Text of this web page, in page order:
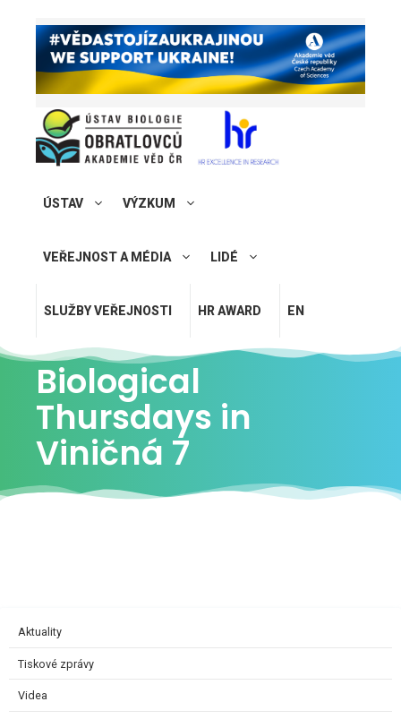
ÚSTAV VÝZKUM
VEŘEJNOST A MÉDIA LIDÉ
SLUŽBY VEŘEJNOSTI HR AWARD EN
Biological
Thursdays in
Viničná 7
Aktuality
Tiskové zprávy
Videa